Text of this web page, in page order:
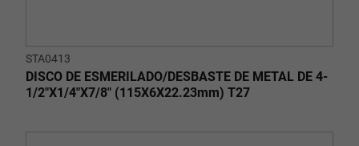
STA0413
DISCO DE ESMERILADO/DESBASTE DE METAL DE 4-
1/2"X1/4"X7/8" (115X6X22.23mm) T27